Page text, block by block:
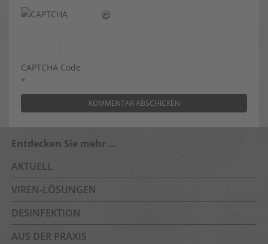
CAPTCHA Code
*
Entdecken Sie mehr …
AKTUELL
VIREN-LÖSUNGEN
DESINFEKTION
AUS DER PRAXIS